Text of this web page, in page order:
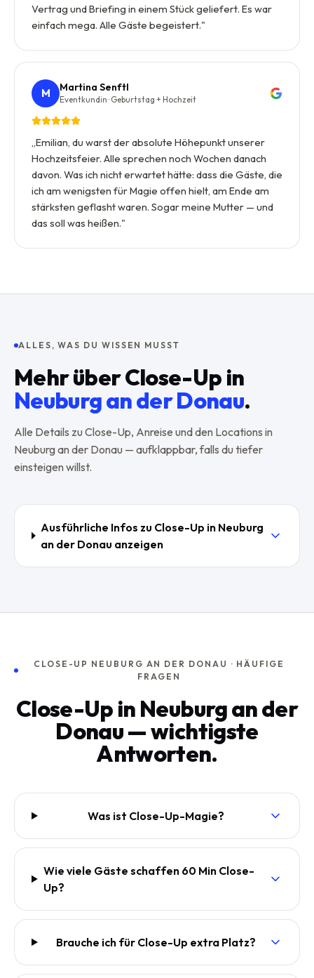
Vertrag und Briefing in einem Stück geliefert. Es war
einfach mega. Alle Gäste begeistert."
M Martina Senftl
Eventkundin · Geburtstag + Hochzeit
„Emilian, du warst der absolute Höhepunkt unserer
Hochzeitsfeier. Alle sprechen noch Wochen danach
davon. Was ich nicht erwartet hätte: dass die Gäste, die
ich am wenigsten für Magie offen hielt, am Ende am
stärksten geflasht waren. Sogar meine Mutter — und
das soll was heißen."
ALLES, WAS DU WISSEN MUSST
Mehr überClose-Up in
Neuburg an der Donau.
Alle Details zuClose-Up, Anreise und den Locations in
Neuburg an der Donau — aufklappbar, falls du tiefer
einsteigen willst.
Ausführliche Infos zu Close-Up in Neuburg
an der Donau anzeigen
CLOSE-UP NEUBURG AN DER DONAU · HÄUFIGE
FRAGEN
Close-Up in Neuburg an der
Donau — wichtigste
Antworten.
Was ist Close-Up-Magie?
Wie viele Gäste schaffen 60 Min Close-
Up?
Brauche ich für Close-Up extra Platz?